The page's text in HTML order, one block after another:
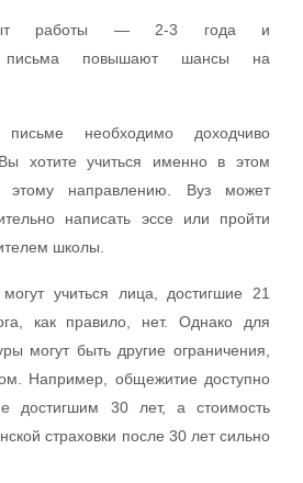
работы — 2-3 года и
письма повышают шансы на
необходимо доходчиво
хотите учиться именно в этом
этому направлению. Вуз может
написать эссе или пройти
школы.
учиться лица, достигшие 21
как правило, нет. Однако для
могут быть другие ограничения,
Например, общежитие доступно
достигшим 30 лет, а стоимость
страховки после 30 лет сильно